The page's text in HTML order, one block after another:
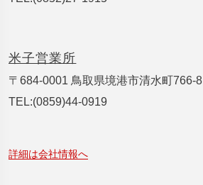
米子営業所
〒684-0001 鳥取県境港市清水町766-8
TEL:(0859)44-0919
詳細は会社情報へ